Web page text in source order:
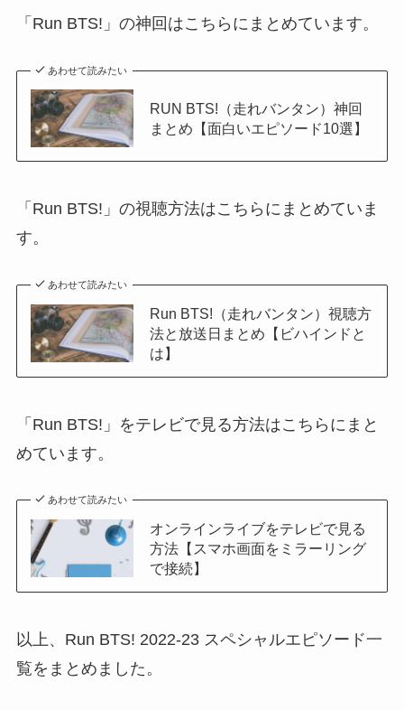
「Run BTS!」の神回はこちらにまとめています。
あわせて読みたい
RUN BTS!（走れバンタン）神回
まとめ【面白いエピソード10選】
「Run BTS!」の視聴方法はこちらにまとめていま
す。
あわせて読みたい
Run BTS!（走れバンタン）視聴方
法と放送日まとめ【ビハインドと
は】
「Run BTS!」をテレビで見る方法はこちらにまと
めています。
あわせて読みたい
オンラインライブをテレビで見る
方法【スマホ画面をミラーリング
で接続】
以上、Run BTS! 2022-23 スペシャルエピソード一
覧をまとめました。